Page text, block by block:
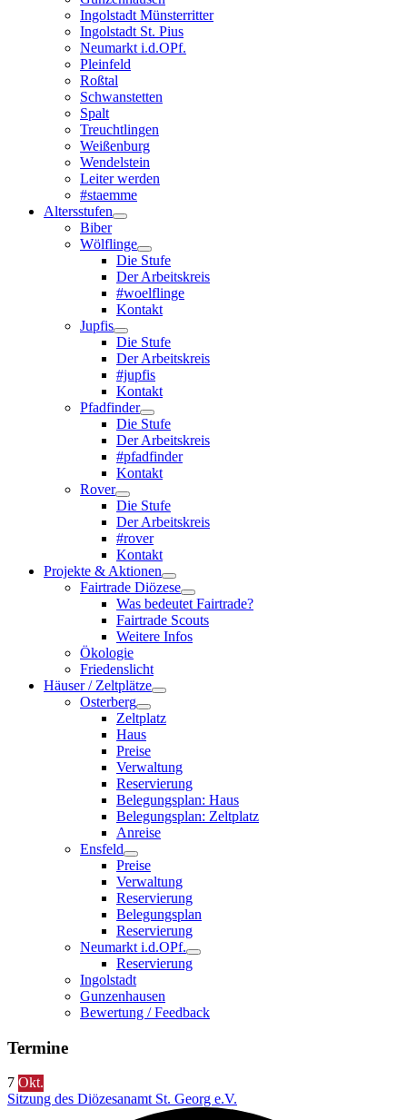
Ingolstadt Münsterritter
Ingolstadt St. Pius
Neumarkt i.d.OPf.
Pleinfeld
Roßtal
Schwanstetten
Spalt
Treuchtlingen
Weißenburg
Wendelstein
Leiter werden
#staemme
Altersstufen
Biber
Wölflinge
Die Stufe
Der Arbeitskreis
#woelflinge
Kontakt
Jupfis
Die Stufe
Der Arbeitskreis
#jupfis
Kontakt
Pfadfinder
Die Stufe
Der Arbeitskreis
#pfadfinder
Kontakt
Rover
Die Stufe
Der Arbeitskreis
#rover
Kontakt
Projekte & Aktionen
Fairtrade Diözese
Was bedeutet Fairtrade?
Fairtrade Scouts
Weitere Infos
Ökologie
Friedenslicht
Häuser / Zeltplätze
Osterberg
Zeltplatz
Haus
Preise
Verwaltung
Reservierung
Belegungsplan: Haus
Belegungsplan: Zeltplatz
Anreise
Ensfeld
Preise
Verwaltung
Reservierung
Belegungsplan
Reservierung
Neumarkt i.d.OPf.
Reservierung
Ingolstadt
Gunzenhausen
Bewertung / Feedback
Termine
7 Okt.
Sitzung des Diözesanamt St. Georg e.V.